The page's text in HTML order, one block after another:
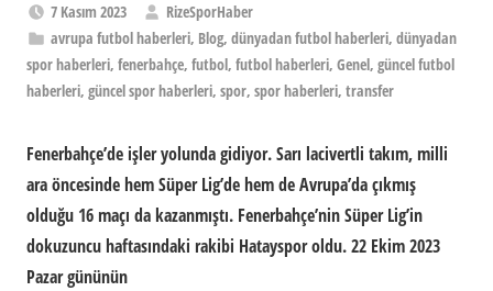
7 Kasım 2023
RizeSporHaber
avrupa futbol haberleri, Blog,dünyadan futbol haberleri,dünyadan
spor haberleri, fenerbahçe, futbol, futbol haberleri, Genel, güncel futbol
haberleri, güncel spor haberleri, spor, spor haberleri, transfer
Fenerbahçe’de işler yolunda gidiyor. Sarı lacivertli takım, milli
ara öncesinde hem Süper Lig’de hem de Avrupa’da çıkmış
olduğu 16 maçı da kazanmıştı. Fenerbahçe’nin Süper Lig’in
dokuzuncu haftasındaki rakibi Hatayspor oldu. 22 Ekim 2023
Pazar gününün